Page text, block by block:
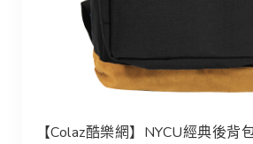
【Colaz酷樂網】NYCU經典後
【Colaz酷樂網】NYCU經典後背